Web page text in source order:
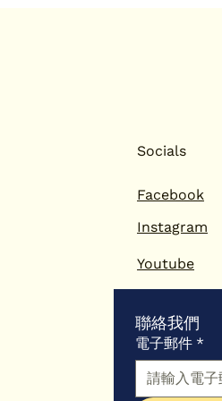
Socials
Facebook
Instagram
Youtube
聯絡我們
電子郵件 *